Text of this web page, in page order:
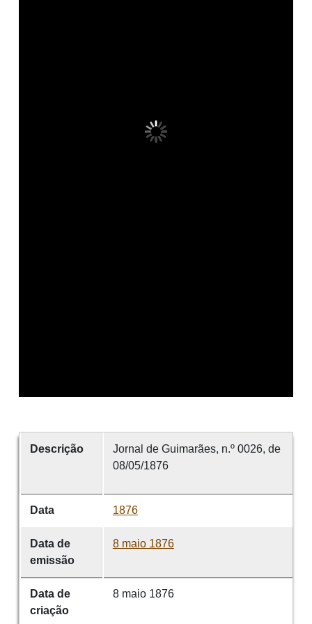
Descrição
Jornal de Guimarães, n.º 0026, de
08/05/1876
Data 1876
Data de
emissão
8 maio 1876
Data de
criação
8 maio 1876